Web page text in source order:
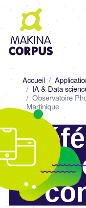
d'Ariane
Accueil
IA & Data
Observatoire
Martinique
ils